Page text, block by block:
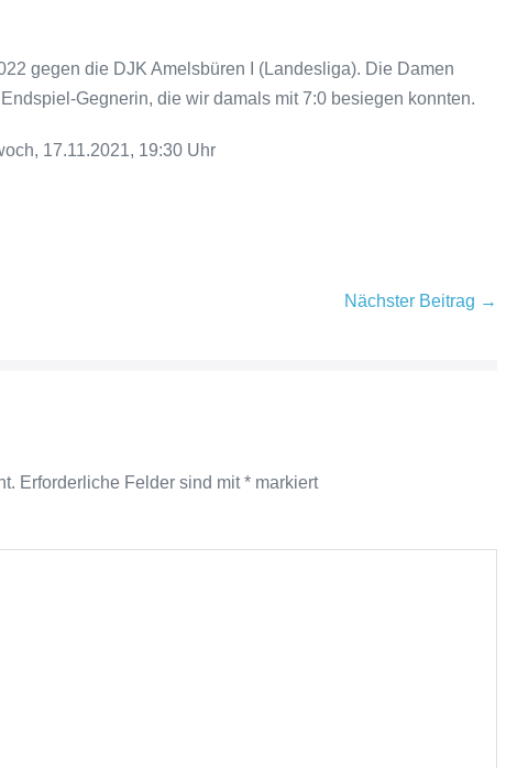
gegen die DJK Amelsbüren I (Landesliga). Die Damen
Gegnerin, die wir damals mit 7:0 besiegen konnten.
17.11.2021, 19:30 Uhr
Nächster Beitrag →
Erforderliche Felder sind mit* markiert